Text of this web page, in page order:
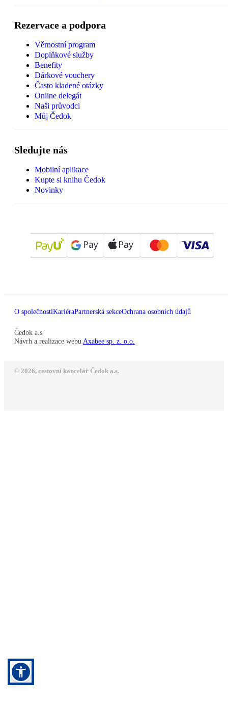
Rezervace a podpora
Věrnostní program
Doplňkové služby
Benefity
Dárkové vouchery
Často kladené otázky
Online delegát
Naši průvodci
Můj Čedok
Sledujte nás
Mobilní aplikace
Kupte si knihu Čedok
Novinky
O společnostiKariéraPartnerská sekceOchrana osobních údajů
Čedok a.s
Návrh a realizace webu Axabee sp. z. o.o.
© 2026, cestovní kancelář Čedok a.s.